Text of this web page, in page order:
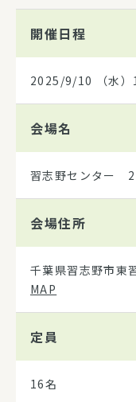
開催日程
2025/9/10 （水
会場名
習志野センター
会場住所
千葉県習志野市東
MAP
定員
16名